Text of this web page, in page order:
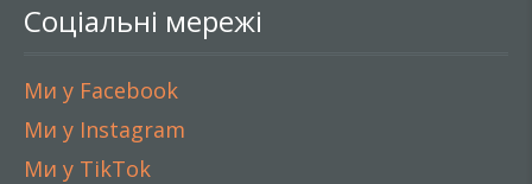
Соціальні мережі
Ми у Facebook
Ми у Instagram
Ми у TikTok